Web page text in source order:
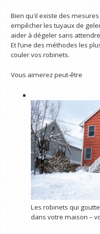
Bien qu'il existe des
empêcher les tuyaux de
aider à dégeler sans
Et l’une des méthodes les
couler vos robinets.
Vous aimerez peut-être
Les robinets qui
dans votre maison –